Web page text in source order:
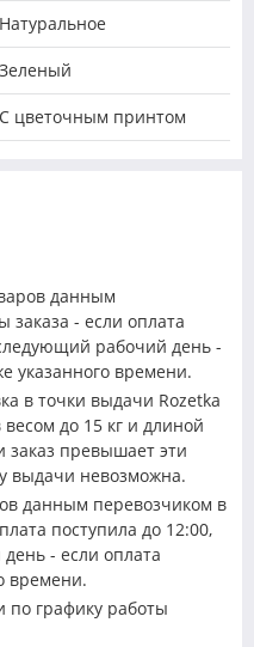
Натуральное
Зеленый
С цветочным принтом
данным
заказа - если оплата
рабочий день -
указанного времени.
в точки выдачи Rozetka
весом до 15 кг и длиной
заказ превышает эти
выдачи невозможна.
данным перевозчиком в
поступила до 12:00,
- если оплата
времени.
по графику работы